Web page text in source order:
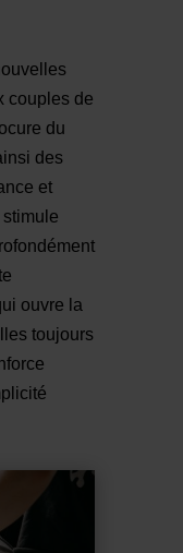
couples de
du
des
et
stimule
ouvre la
toujours